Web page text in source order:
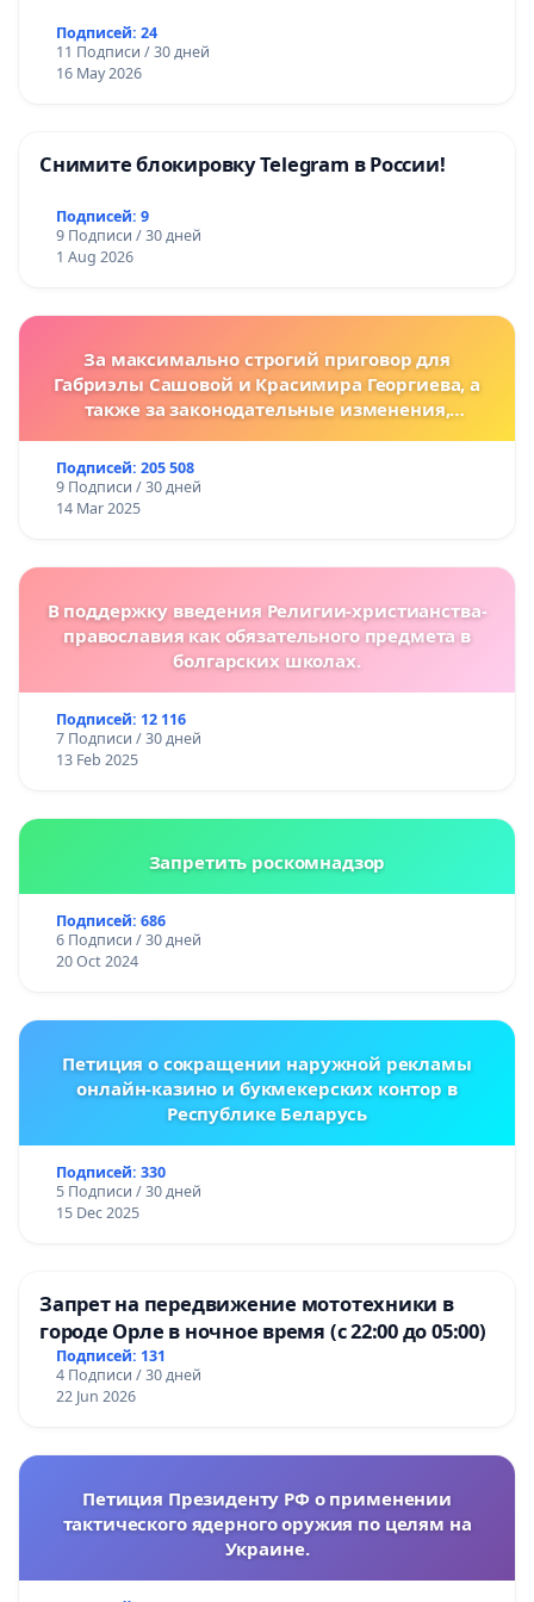
Подписей: 24
11 Подписи / 30 дней
16 May 2026
Снимите блокировку Telegram в России!
Подписей: 9
9 Подписи / 30 дней
1 Aug 2026
За максимально строгий приговор для
Габриэлы Сашовой и Красимира Георгиева, а
также за законодательные изменения,
за преступления против животных!
Подписей: 205 508
9 Подписи / 30 дней
14 Mar 2025
В поддержку введения Религии-христианства-
православия как обязательного предмета в
болгарских школах.
Подписей: 12 116
7 Подписи / 30 дней
13 Feb 2025
Запретить роскомнадзор
Подписей: 686
6 Подписи / 30 дней
20 Oct 2024
Петиция о сокращении наружной рекламы
онлайн-казино и букмекерских контор в
Республике Беларусь
Подписей: 330
5 Подписи / 30 дней
15 Dec 2025
Запрет на передвижение мототехники в
городе Орле в ночное время (с 22:00 до 05:00)
Подписей: 131
4 Подписи / 30 дней
22 Jun 2026
Петиция Президенту РФ о применении
тактического ядерного оружия по целям на
Украине.